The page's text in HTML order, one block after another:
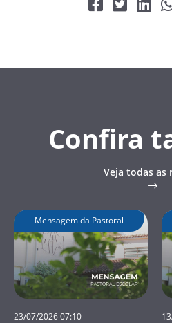
Confira
Veja todas as
Mensagem da Pastoral
23/07/2026 07:10